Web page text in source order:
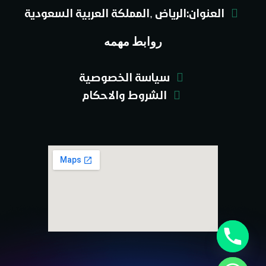
العنوان:الرياض ,المملكة العربية السعودية
روابط مهمه
سياسة الخصوصية
الشروط والاحكام